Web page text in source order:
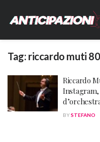
Tag: riccardo muti
Riccardo
BYSTEFANO